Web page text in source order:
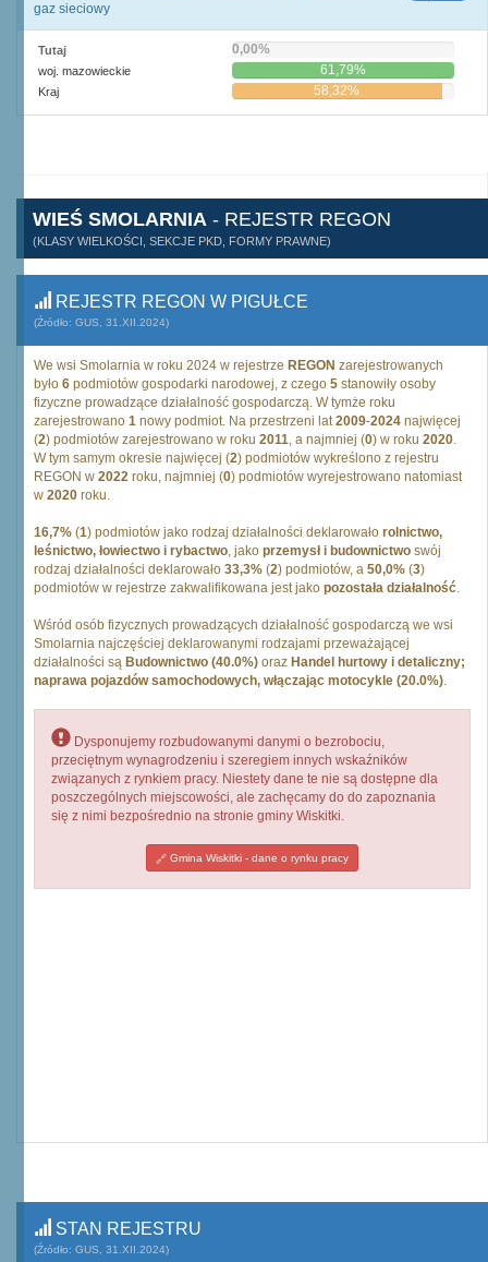
gaz sieciowy
Tutaj 0,00%
woj. mazowieckie 61,79%
Kraj 58,32%
WIEŚ SMOLARNIA - REJESTR REGON
(KLASY WIELKOŚCI, SEKCJE PKD, FORMY PRAWNE)
REJESTR REGON W PIGUŁCE
(Źródło: GUS, 31.XII.2024)
We wsi Smolarnia w roku 2024 w rejestrze REGON zarejestrowanych
było 6 podmiotów gospodarki narodowej, z czego 5 stanowiły osoby
fizyczne prowadzące działalność gospodarczą. W tymże roku
zarejestrowano 1 nowy podmiot. Na przestrzeni lat2009-2024 najwięcej
(2) podmiotów zarejestrowano w roku 2011, a najmniej (0) w roku 2020.
W tym samym okresie najwięcej (2) podmiotów wykreślono z rejestru
REGON w 2022 roku, najmniej (0) podmiotów wyrejestrowano natomiast
w 2020 roku.
16,7% (1) podmiotów jako rodzaj działalności deklarowało rolnictwo,
leśnictwo, łowiectwo i rybactwo, jako przemysł i budownictwo swój
rodzaj działalności deklarowało 33,3% (2) podmiotów, a 50,0% (3)
podmiotów w rejestrze zakwalifikowana jest jako pozostała działalność.
Wśród osób fizycznych prowadzących działalność gospodarczą we wsi
Smolarnia najczęściej deklarowanymi rodzajami przeważającej
działalności są Budownictwo (40.0%) oraz Handel hurtowy i detaliczny;
naprawa pojazdów samochodowych, włączając motocykle (20.0%).
Dysponujemy rozbudowanymi danymi o bezrobociu,
przeciętnym wynagrodzeniu i szeregiem innych wskaźników
związanych z rynkiem pracy. Niestety dane te nie są dostępne dla
poszczególnych miejscowości, ale zachęcamy do do zapoznania
się z nimi bezpośrednio na stronie gminy Wiskitki.
Gmina Wiskitki - dane o rynku pracy
STAN REJESTRU
(Źródło: GUS, 31.XII.2024)